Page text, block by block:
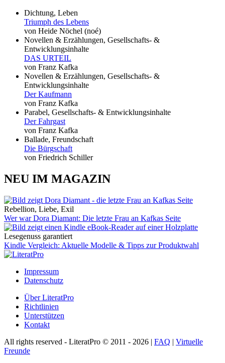
Dichtung, Leben
Triumph des Lebens
von Heide Nöchel (noé)
Novellen & Erzählungen, Gesellschafts- &
Entwicklungsinhalte
DAS URTEIL
von Franz Kafka
Novellen & Erzählungen, Gesellschafts- &
Entwicklungsinhalte
Der Kaufmann
von Franz Kafka
Parabel, Gesellschafts- & Entwicklungsinhalte
Der Fahrgast
von Franz Kafka
Ballade, Freundschaft
Die Bürgschaft
von Friedrich Schiller
NEU IM MAGAZIN
Rebellion, Liebe, Exil
Wer war Dora Diamant: Die letzte Frau an Kafkas Seite
Lesegenuss garantiert
Kindle Vergleich: Aktuelle Modelle & Tipps zur Produktwahl
Impressum
Datenschutz
Über LiteratPro
Richtlinien
Unterstützen
Kontakt
All rights reserved - LiteratPro © 2011 - 2026 | FAQ | Virtuelle
Freunde